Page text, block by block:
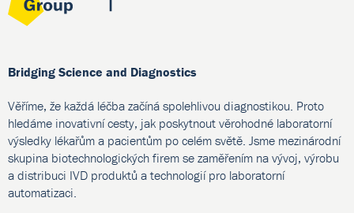
Bridging Science and Diagnostics
Věříme, že každá léčba začíná spolehlivou diagnostikou. Proto
hledáme inovativní cesty, jak poskytnout věrohodné laboratorní
výsledky lékařům a pacientům po celém světě. Jsme mezinárodní
skupina biotechnologických firem se zaměřením na vývoj, výrobu
a distribuci IVD produktů a technologií pro laboratorní
automatizaci.